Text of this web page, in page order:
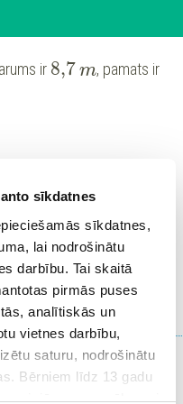
sīkdatnes
sīkdatnes,
lai nodrošinātu
darbību. Tai skaitā
pirmās puses
analītiskās un
vietnes darbību,
saturu, nodrošinātu
Bērniem līdz 13 gadu
ir jāprasa vecāka vai
ir 8,7m, pamats ir